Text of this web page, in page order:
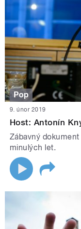
Pop
9. únor 2019
Host: Antonín
Zábavný
minulých let.